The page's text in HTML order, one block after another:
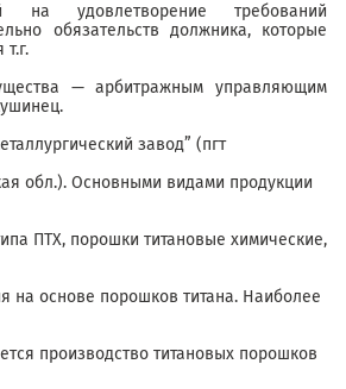
на удовлетворение требований
обязательств должника, которые
— арбитражным управляющим
завод” (пгт
обл.). Основными видами продукции
ПТХ, порошки титановые химические,
на основе порошков титана. Наиболее
производство титановых порошков